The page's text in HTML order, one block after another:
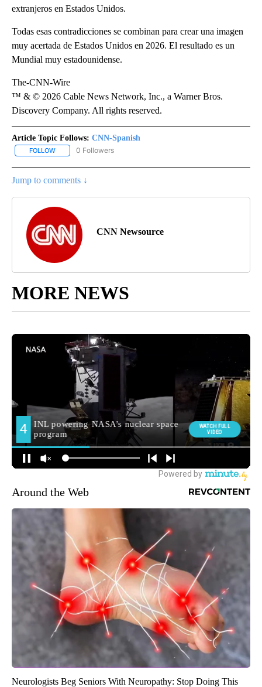
extranjeros en Estados Unidos.
Todas esas contradicciones se combinan para crear una imagen
muy acertada de Estados Unidos en 2026. El resultado es un
Mundial muy estadounidense.
The-CNN-Wire
™ & © 2026 Cable News Network, Inc., a Warner Bros.
Discovery Company. All rights reserved.
Article Topic Follows: CNN-Spanish
FOLLOW FOLLOW "CNN-SPANISH" TO RECEIVE NOTIFICATIONS ABOUT
0 Followers
Jump to comments ↓
CNN Newsource
MORE NEWS
Around the Web
Neurologists Beg Seniors With Neuropathy: Stop Doing This